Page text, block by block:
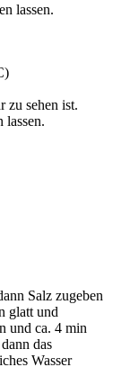
lassen.
zu sehen ist.
lassen.
Salz zugeben
glatt und
und ca. 4 min
das
Wasser